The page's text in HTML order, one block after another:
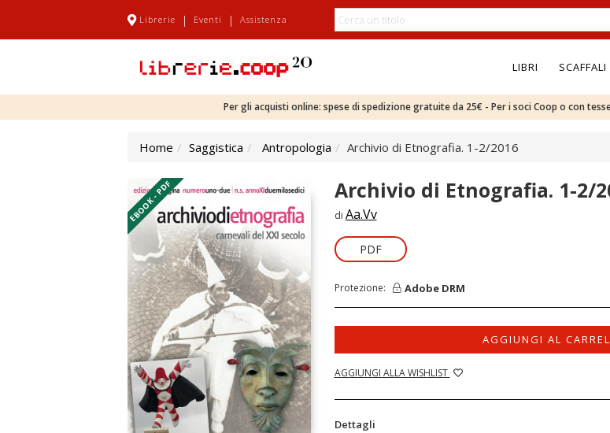
Librerie | Eventi | Assistenza
LIBRI SCAFFALI
Per gli acquisti online: spese di spedizione gratuite da 25€ - Per i soci Coop o con
Home Saggistica Antropologia Archivio di Etnografia. 1-2/2016
EBOOK - PDF Archivio di Etnografia. 1-2/
di Aa.Vv
PDF
Protezione: Adobe DRM
AGGIUNGI AL
AGGIUNGI ALLA WISHLIST
Dettagli